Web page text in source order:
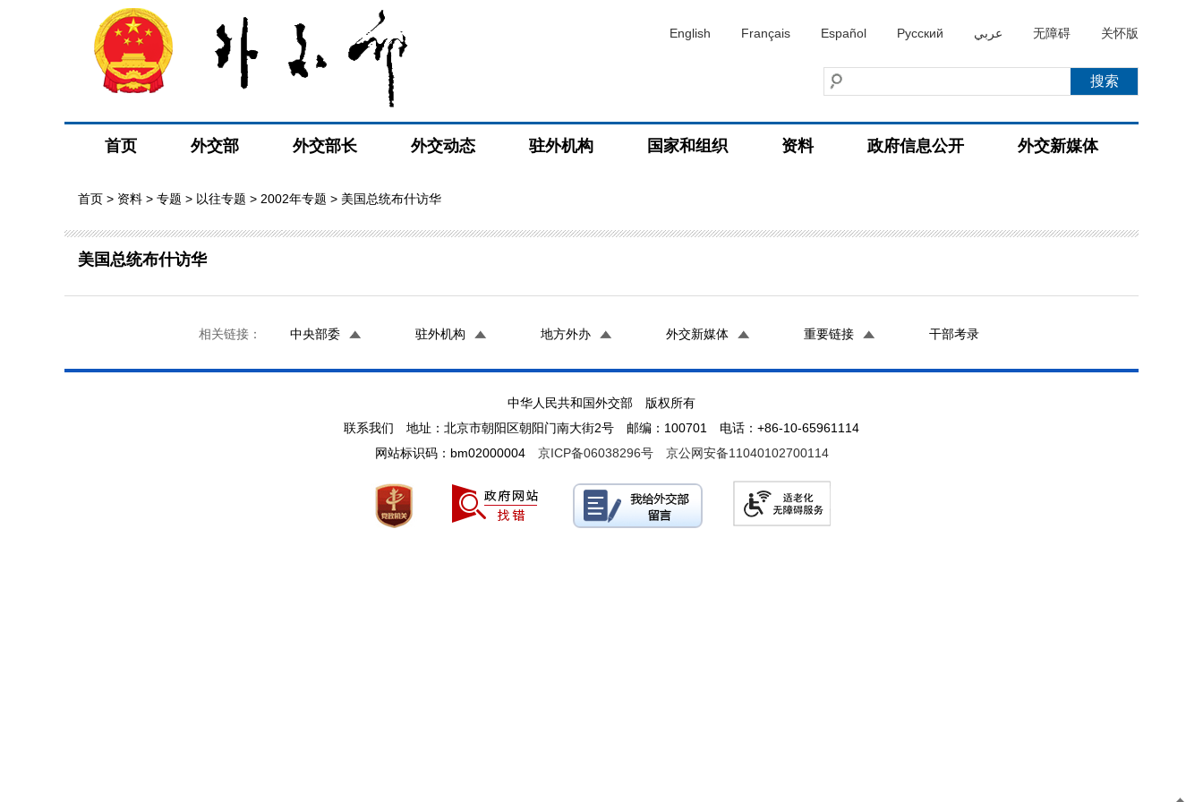
English Français Español Русский عربي 无障碍 关怀版
首页 外交部 外交部长 外交动态 驻外机构 国家和组织 资料 政府信息公开 外交新媒体
首页 > 资料 > 专题 > 以往专题 > 2002年专题 > 美国总统布什访华
美国总统布什访华
相关链接： 中央部委 驻外机构 地方外办 外交新媒体 重要链接 干部考录
中华人民共和国外交部 版权所有
联系我们 地址：北京市朝阳区朝阳门南大街2号 邮编：100701 电话：+86-10-65961114
网站标识码：bm02000004 京ICP备06038296号 京公网安备11040102700114